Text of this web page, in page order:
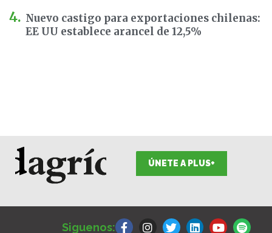
Nuevo castigo para exportaciones chilenas:
EE UU establece arancel de 12,5%
ÚNETE A PLUS+
Siguenos:
a
n
w
i
o
p